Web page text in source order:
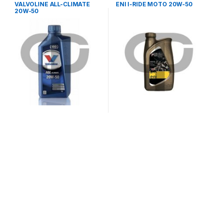
VALVOLINE ALL-CLIMATE
20W-50
ENI I-RIDE MOTO 20W-50